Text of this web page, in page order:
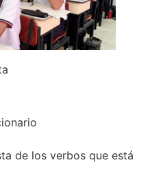
de los verbos que está